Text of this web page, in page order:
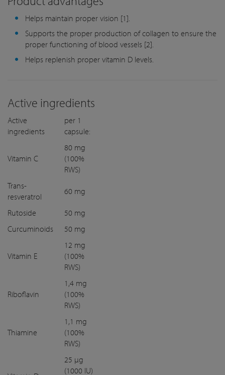
Helps maintain proper vision [1].
Supports the proper production of collagen to ensure the
proper functioning of blood vessels [2].
Helps replenish proper vitamin D levels.
Active ingredients
Active
ingredients
per 1
capsule:
Vitamin C
80 mg
(100%
RWS)
Trans-
resveratrol
60 mg
Rutoside
50 mg
Curcuminoids
50 mg
Vitamin E
12 mg
(100%
RWS)
Riboflavin
1,4 mg
(100%
RWS)
Thiamine
1,1 mg
(100%
RWS)
25 µg
(1000 IU)